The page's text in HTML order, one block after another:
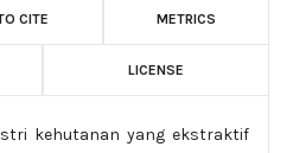
CITE METRICS
LICENSE
kehutanan yang ekstraktif